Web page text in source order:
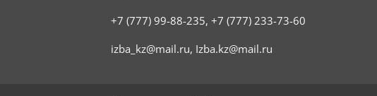
+7 (777) 99-88-235, +7 (777) 233-73-60
izba_kz@mail.ru, Izba.kz@mail.ru